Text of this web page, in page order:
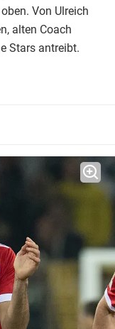
Von Ulreich
alten Coach
Stars antreibt.